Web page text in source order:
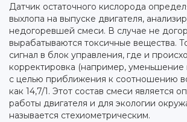
Датчик остаточного кислорода
выхлопа на выпуске двигателя,
недогоревшей смеси. В случае не
вырабатываются токсичные вещества.
сигнал в блок управления, где и
корректировка (например, уменьшение
с целью приближения к соотношению
как 14,7/1. Этот состав смеси является
работы двигателя и для экологии
называется стехиометрическим.